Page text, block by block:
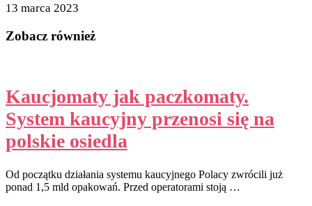
13 marca 2023
Zobacz również
Kaucjomaty jak paczkomaty.
System kaucyjny przenosi się na
polskie osiedla
Od początku działania systemu kaucyjnego Polacy zwrócili już
ponad 1,5 mld opakowań. Przed operatorami stoją …